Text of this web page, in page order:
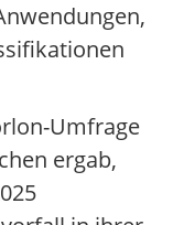
Umfrage
ergab,